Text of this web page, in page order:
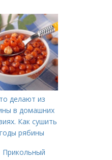
делают из
в домашних
Как сушить
рябины